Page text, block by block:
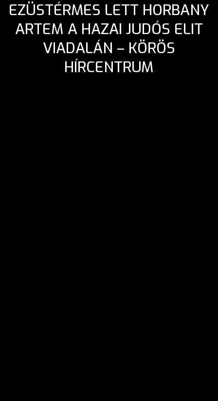
EZÜSTÉRMES LETT HORBANY
ARTEM A HAZAI JUDÓS ELIT
VIADALÁN – KÖRÖS
HÍRCENTRUM